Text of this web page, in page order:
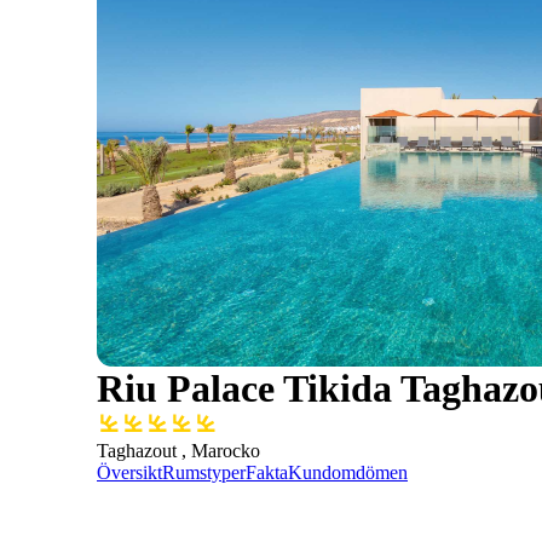
Riu Palace Tikida
Taghazout , Marocko
ÖversiktRumstyperFaktaKundomdömen